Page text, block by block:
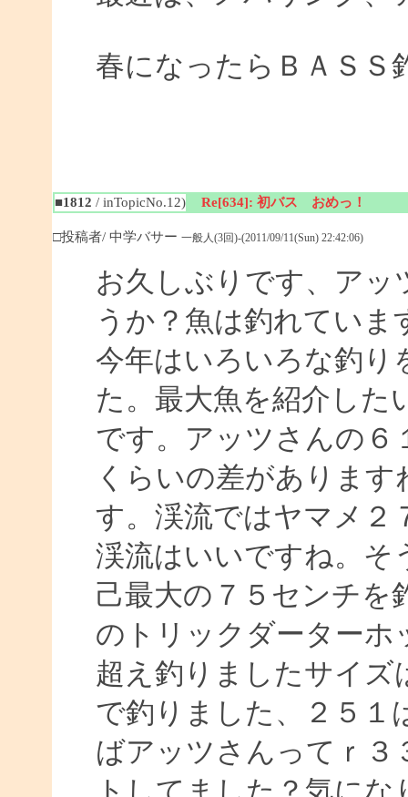
春になったらＢＡＳＳ
■1812 / inTopicNo.12) Re[634]: 初バス おめっ！
□投稿者/ 中学バサー 一般人(3回)-(2011/09/11(Sun) 22:42:06)
お久しぶりです、アッ
うか？魚は釣れていま
今年はいろいろな釣り
た。最大魚を紹介した
です。アッツさんの６
くらいの差がありま
す。渓流ではヤマメ２
渓流はいいですね。そ
己最大の７５センチを
のトリックダーターホ
超え釣りましたサイ
で釣りました、２５１
ばアッツさんってｒ